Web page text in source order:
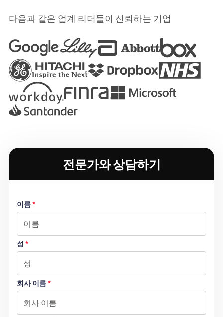
다음과 같은 업계 리더들이 신뢰하는 기업
전문가와 상담하기
이름*
성 *
회사 이름*